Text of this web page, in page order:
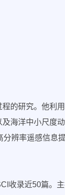
的研究。他利
海洋中小尺度
辨率遥感信息提
收录近50篇。